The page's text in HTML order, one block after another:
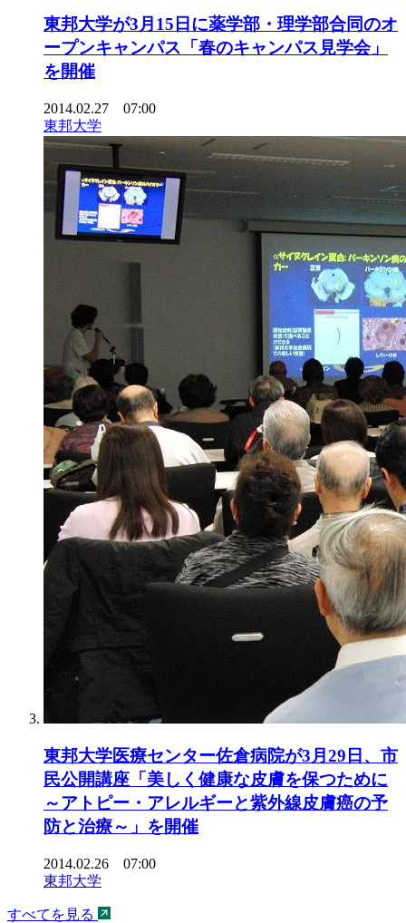
東邦大学が3月15日に薬学部・理学部合同のオ
ープンキャンパス「春のキャンパス見学会」
を開催
2014.02.27 07:00
東邦大学
東邦大学医療センター佐倉病院が3月29日、市
民公開講座「美しく健康な皮膚を保つために
～アトピー・アレルギーと紫外線皮膚癌の予
防と治療～」を開催
2014.02.26 07:00
東邦大学
すべてを見る